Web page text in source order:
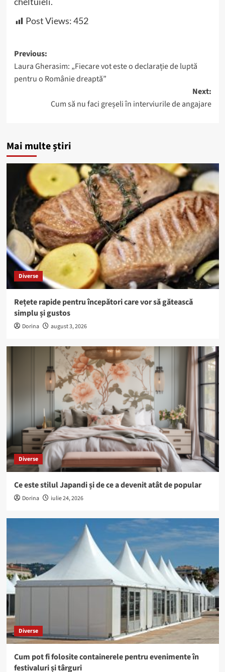
Post Views:452
Post
navigation
Previous:
Laura Gherasim: „Fiecare vot este o declarație de luptă
pentru o Românie dreaptă”
Next:
Cum să nu faci greșeli în interviurile de angajare
Mai multe știri
Diverse
Rețete rapide pentru începători care vor să gătească
simplu și gustos
Dorina august 3, 2026
Diverse
Ce este stilul Japandi și de ce a devenit atât de popular
Dorina iulie 24, 2026
Diverse
Cum pot fi folosite containerele pentru evenimente în
festivaluri și târguri